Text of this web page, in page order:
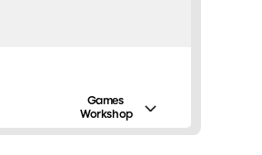
Games
Workshop